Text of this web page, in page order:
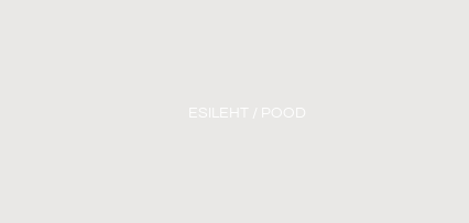
ESILEHT / POOD